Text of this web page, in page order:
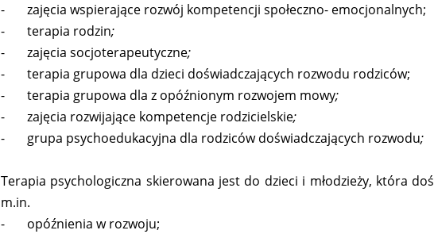
-
zajęcia wspierające rozwój kompetencji społeczno- emocjonalnych;
-
terapia rodzin;
-
zajęcia socjoterapeutyczne;
-
terapia grupowa dla dzieci doświadczających rozwodu rodziców;
-
terapia grupowa dla z opóźnionym rozwojem mowy;
-
zajęcia rozwijające kompetencje rodzicielskie;
-
grupa psychoedukacyjna dla rodziców doświadczających rozwodu;
Terapia psychologiczna skierowana jest do dzieci i młodzieży, która
m.in.
-
opóźnienia w rozwoju;